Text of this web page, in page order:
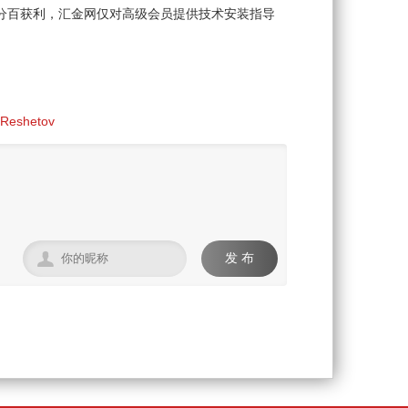
获利，汇金网仅对高级会员提供技术安装指导
发 布
